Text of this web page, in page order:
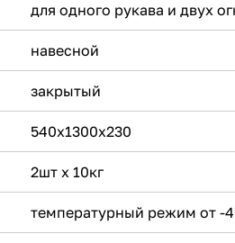
для одного рукава и двух
навесной
закрытый
540х1300х230
2шт х 10кг
температурный режим от -